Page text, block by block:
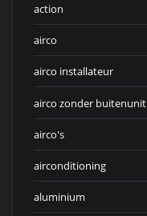
action
airco
airco installateur
airco zonder buitenunit
airco's
airconditioning
aluminium